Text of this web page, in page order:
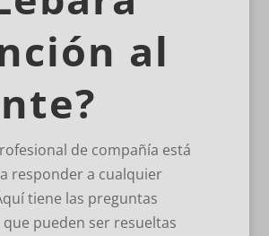
al
de compañía está
responder a cualquier
tiene las preguntas
pueden ser resueltas